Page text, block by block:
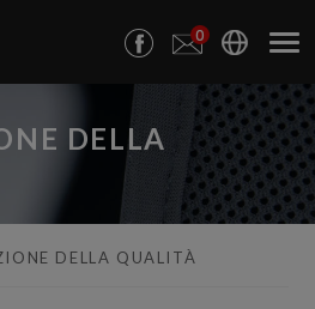
0
DELLA
DELLA QUALITÀ